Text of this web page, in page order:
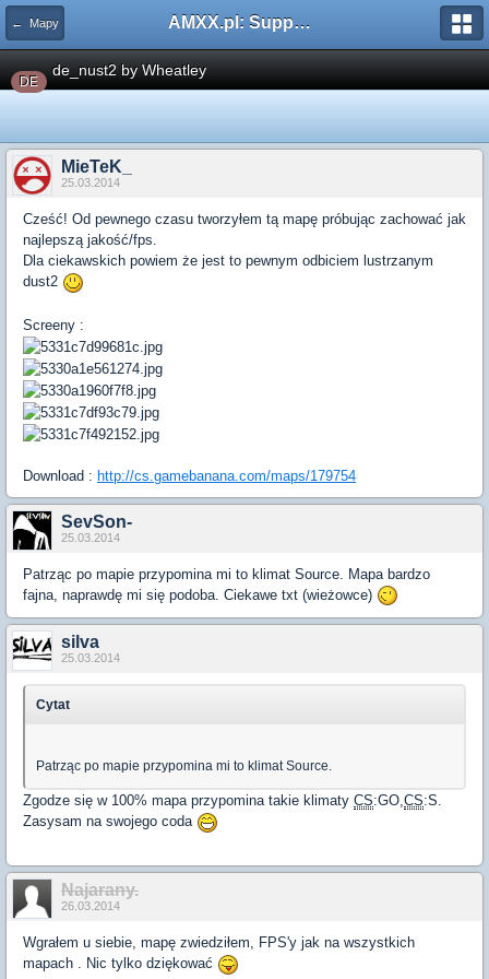
← Mapy AMXX.pl: Support AMX Mod X i SourceMod
DE
de_nust2 by Wheatley
MieTeK_
25.03.2014
Cześć! Od pewnego czasu tworzyłem tą mapę próbując zachować jak
najlepszą jakość/fps.
Dla ciekawskich powiem że jest to pewnym odbiciem lustrzanym
dust2
Screeny :
Download : http://cs.gamebanana.com/maps/179754
SevSon-
25.03.2014
Patrząc po mapie przypomina mi to klimat Source. Mapa bardzo
fajna, naprawdę mi się podoba. Ciekawe txt (wieżowce)
silva
25.03.2014
Cytat
Patrząc po mapie przypomina mi to klimat Source.
Zgodze się w 100% mapa przypomina takie klimaty CS:GO,CS:S.
Zasysam na swojego coda
Najarany.
26.03.2014
Wgrałem u siebie, mapę zwiedziłem, FPS'y jak na wszystkich
mapach . Nic tylko dziękować